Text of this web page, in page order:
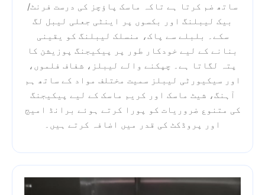
ساتھ ضم کرتا ہے تاکہ ماسک پاؤچز کی درست فرنٹ/
بیک لیبلنگ اور بکسوں پر اینٹی جعلی لیبل لگ
سکے۔ بلبلے سے پاک، منسلک لیبلنگ کو یقینی
بنانے کے لیے خودکار طور پر پیکیجنگ پوزیشن کا
پتہ لگاتا ہے۔ چپکنے والے لیبلز، شفاف فلموں،
اور سیکیورٹی لیبلز سمیت مختلف مواد کے ساتھ ہم
آہنگ، شیٹ ماسک اور کریم ماسک کے لیے پیکیجنگ
کی متنوع ضروریات کو پورا کرتے ہوئے برانڈ امیج
اور پروڈکٹ کی قدر میں اضافہ کرتے ہیں۔